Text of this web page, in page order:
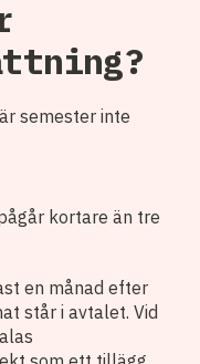
semester inte
kortare än tre
en månad efter
står i avtalet. Vid